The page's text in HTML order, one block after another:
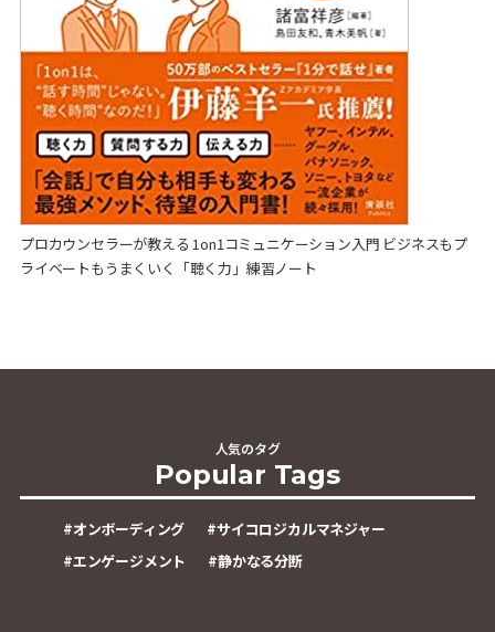
プロカウンセラーが教える 1on1コミュニケーション入門 ビジネスもプ
ライベートもうまくいく「聴く力」練習ノート
人気のタグ
Popular Tags
#オンボーディング #サイコロジカルマネジャー
#エンゲージメント #静かなる分断